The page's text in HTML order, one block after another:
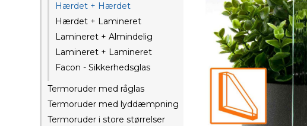
Hærdet + Hærdet
Hærdet + Lamineret
Lamineret + Almindelig
Lamineret + Lamineret
Facon - Sikkerhedsglas
Termoruder med råglas
Termoruder med lyddæmpning
Termoruder i store størrelser